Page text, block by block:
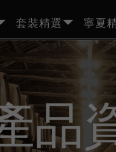
套裝精選 寧夏
品